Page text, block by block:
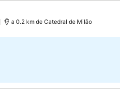
a 0.2 km de Catedral de Milão